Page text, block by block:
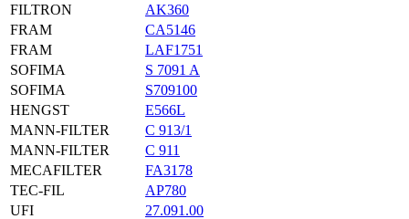
FILTRON
AK360
FRAM
CA5146
FRAM
LAF1751
SOFIMA
S 7091 A
SOFIMA
S709100
HENGST
E566L
MANN-FILTER
C 913/1
MANN-FILTER
C 911
MECAFILTER
FA3178
TEC-FIL
AP780
UFI
27.091.00